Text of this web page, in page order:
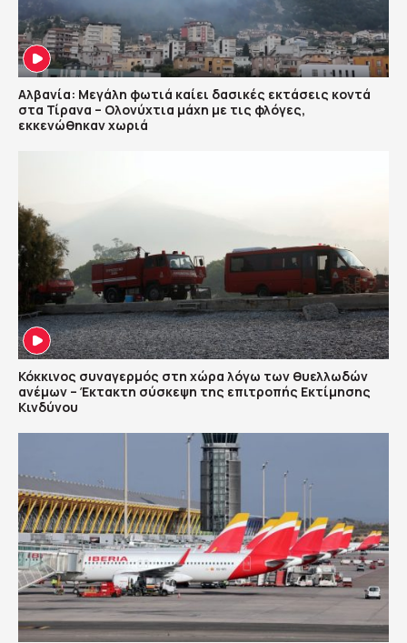
Αλβανία: Μεγάλη φωτιά καίει δασικές εκτάσεις κοντά
στα Τίρανα – Ολονύχτια μάχη με τις φλόγες,
εκκενώθηκαν χωριά
Κόκκινος συναγερμός στη χώρα λόγω των θυελλωδών
ανέμων – Έκτακτη σύσκεψη της επιτροπής Εκτίμησης
Κινδύνου